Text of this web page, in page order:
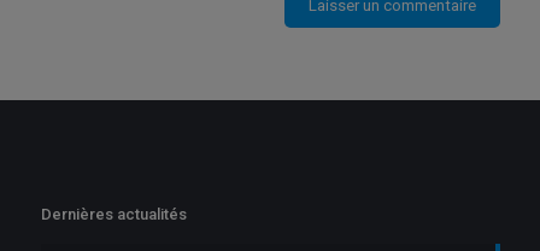
Dernières actualités